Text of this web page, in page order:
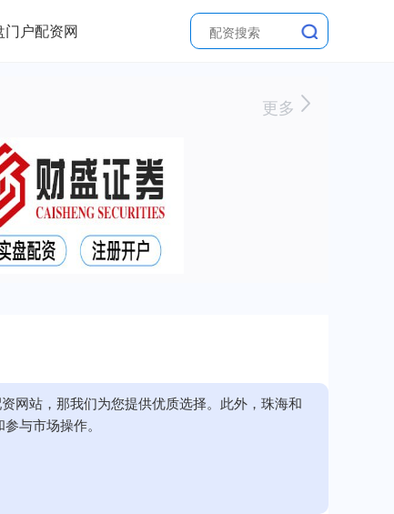
门户配资网
更多
网站，那我们为您提供优质选择。此外，珠海和
与市场操作。